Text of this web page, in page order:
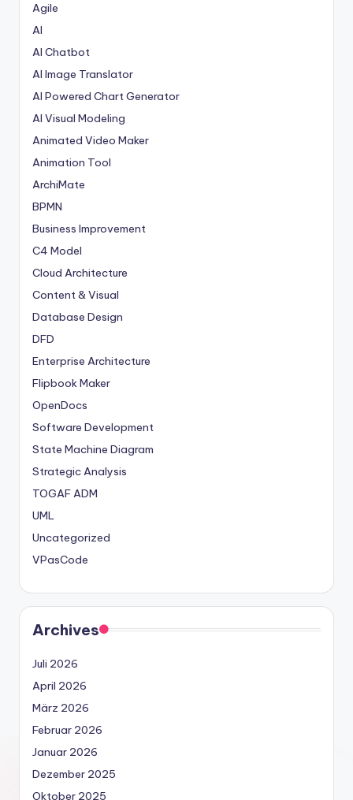
Agile
AI
AI Chatbot
AI Image Translator
AI Powered Chart Generator
AI Visual Modeling
Animated Video Maker
Animation Tool
ArchiMate
BPMN
Business Improvement
C4 Model
Cloud Architecture
Content & Visual
Database Design
DFD
Enterprise Architecture
Flipbook Maker
OpenDocs
Software Development
State Machine Diagram
Strategic Analysis
TOGAF ADM
UML
Uncategorized
VPasCode
Archives
Juli 2026
April 2026
März 2026
Februar 2026
Januar 2026
Dezember 2025
Oktober 2025